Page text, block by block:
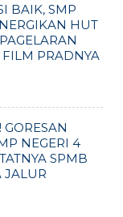
BAIK, SMP
HUT
PRADNYA
NEGERI 4
SPMB
JALUR